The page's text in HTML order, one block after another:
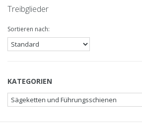
Treibglieder
Sortieren nach:
KATEGORIEN